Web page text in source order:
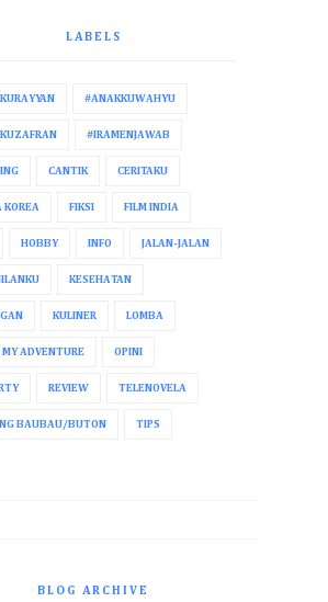
LABELS
#ANAKKUWAHYU
#IRAMENJAWAB
CANTIK CERITAKU
KOREA FIKSI FILM INDIA
HOBBY INFO JALAN-JALAN
KESEHATAN
KULINER LOMBA
MY ADVENTURE OPINI
REVIEW TELENOVELA
BAUBAU/BUTON TIPS
BLOG ARCHIVE